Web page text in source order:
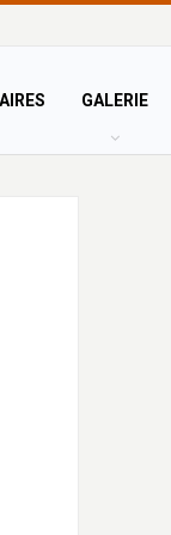
GALERIE